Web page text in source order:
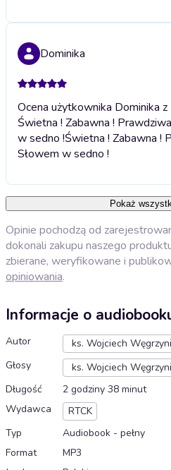
Dominika
Ocena użytkownika Dominika
Świetna ! Zabawna !
w sedno !Świetna ! Zabawna !
Słowem w sedno !
Pokaż
Opinie pochodzą od
dokonali zakupu naszego
zbierane, weryfikowane i
opiniowania.
Informacje o
Autor
ks. Wojciech
Głosy
ks. Wojciech
Długość
2 godziny 38 minut
Wydawca
RTCK
Typ
Audiobook - pełny
Format
MP3